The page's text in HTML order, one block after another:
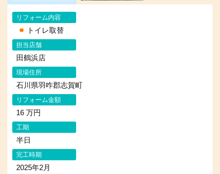
リフォーム内容
トイレ取替
担当店舗
田鶴浜店
現場住所
石川県羽咋郡志賀町
リフォーム金額
16 万円
工期
半日
完工時期
2025年2月